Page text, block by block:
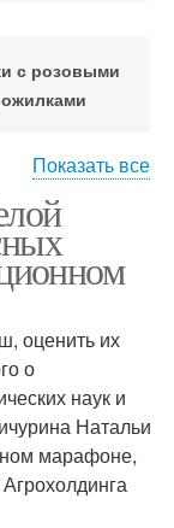
с розовыми
с розовой
оценка
с розовой
Показать все
оценить их
о
наук и
Натальи
марафоне,